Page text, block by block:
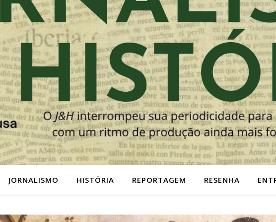
JORNALISMO HISTÓRIA REPORTAGEM RESENHA